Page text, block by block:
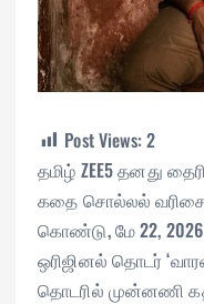
Post Views: 2
தமிழ் ZEE5 தனது
கதை சொல்லல்
கொண்டு, மே 22, 2026
ஒரிஜினல் தொடர்
தொடரில் முன்னணி